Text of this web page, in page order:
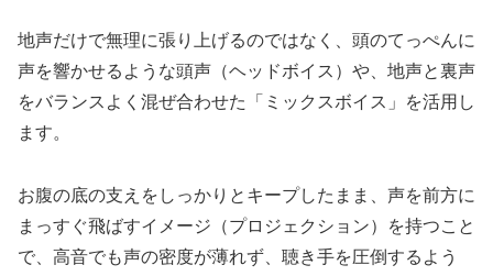
地声だけで無理に張り上げるのではなく、頭のてっぺんに
声を響かせるような頭声（ヘッドボイス）や、地声と裏声
をバランスよく混ぜ合わせた「ミックスボイス」を活用し
ます。
お腹の底の支えをしっかりとキープしたまま、声を前方に
まっすぐ飛ばすイメージ（プロジェクション）を持つこと
で、高音でも声の密度が薄れず、聴き手を圧倒するよう